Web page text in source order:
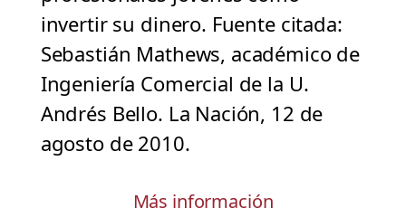
invertir su dinero. Fuente citada:
Sebastián Mathews, académico de
Ingeniería Comercial de la U.
Andrés Bello. La Nación, 12 de
agosto de 2010.
Más información